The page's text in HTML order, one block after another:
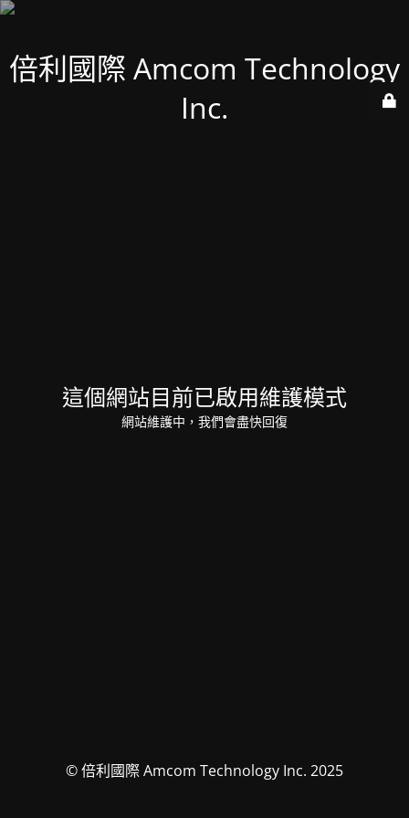
倍利國際 Amcom Technology
Inc.
這個網站目前已啟用維護模式
網站維護中，我們會盡快回復
© 倍利國際 Amcom Technology Inc. 2025